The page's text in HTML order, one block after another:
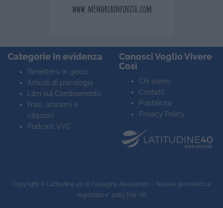
Categorie in evidenza
Rimettersi in gioco
Articoli di psicologia
Libri sul Cambiamento
Frasi, aforismi e
citazioni
Podcast VVC
Conosci Voglio Vivere
Così
Chi siamo
Contatti
Pubblicità
Privacy Policy
Copyright © Latitudine 40 di Castagna Alessandro - Testata giornalistica
registrata n° 2063 Trib. VR